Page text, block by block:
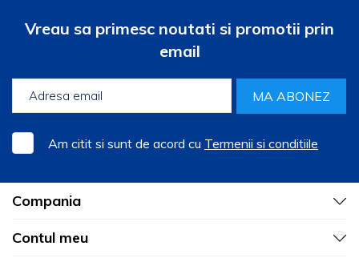
Vreau sa primesc noutati si promotii prin
email
MA ABONEZ
Am citit si sunt de acord cu Termenii si conditiile
Compania
Contul meu